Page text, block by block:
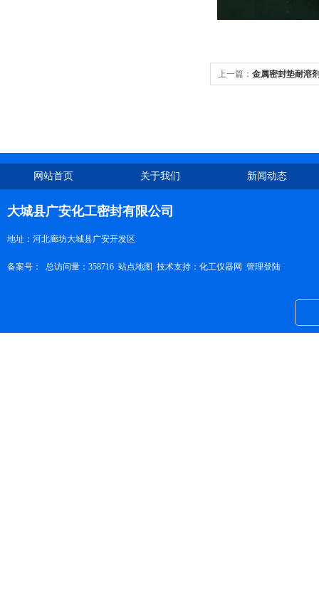
上一篇： 金属密封垫耐溶
网站首页 关于我们 新闻动态
大城县广安化工密封有限公司
地址：河北廊坊大城县广安开发区
备案号： 总访问量：358716 站点地图 技术支持： 化工仪器网 管理登陆